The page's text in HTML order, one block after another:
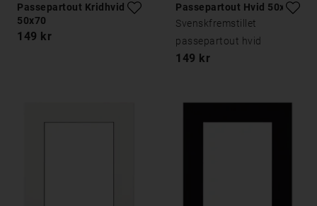
Passepartout Kridhvid
50x70
149 kr
Passepartout Hvid 50x70
Svenskfremstillet
passepartout hvid
149 kr